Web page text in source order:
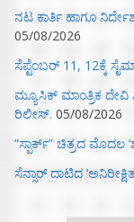
ನಟ ಕಾರ್ತಿ ಹಾಗೂ
05/08/2026
ಸೆಪ್ಟೆಂಬರ್ 11, 12ಕ್ಕೆ
ಮ್ಯೂಸಿಕ್‌ ಮಾಂತ್ರಿಕ ದೇವಿ
ರಿಲೀಸ್. 05/08/2026
“ಸ್ಪಾರ್ಕ್” ಚಿತ್ರದ
ಸೆನ್ಸಾರ್ ದಾಟಿದ